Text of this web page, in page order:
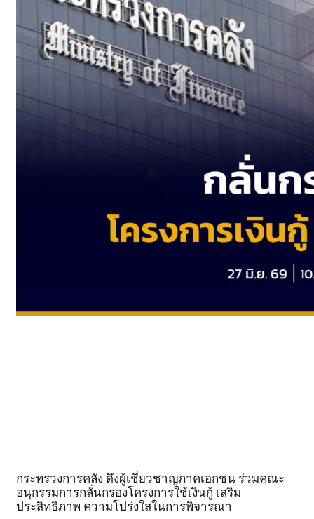
กระทรวงการคลัง ดึงผู้เชี่ยวชาญภาคเอกชน ร่วมคณะ
อนุกรรมการกลั่นกรองโครงการใช้เงินกู้ เสริม
ประสิทธิภาพ ความโปร่งใสในการพิจารณา